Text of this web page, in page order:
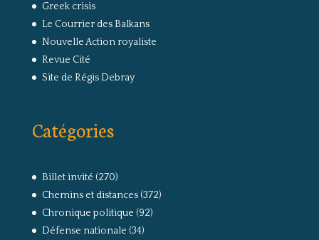
Greek crisis
Le Courrier des Balkans
Nouvelle Action royaliste
Revue Cité
Site de Régis Debray
Catégories
Billet invité (270)
Chemins et distances(372)
Chronique politique (92)
Défense nationale (34)